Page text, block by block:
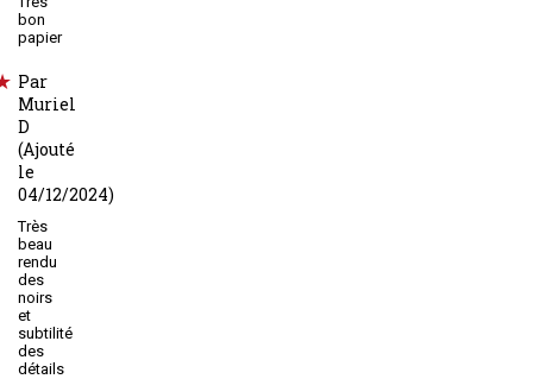
bon
papier
Par
Muriel
D
(Ajouté
le
04/12/2024)
Très
beau
rendu
des
noirs
et
subtilité
des
détails